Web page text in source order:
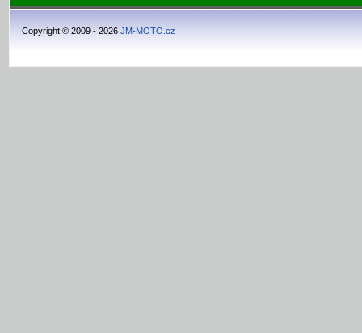
Copyright © 2009 - 2026 JM-MOTO.cz